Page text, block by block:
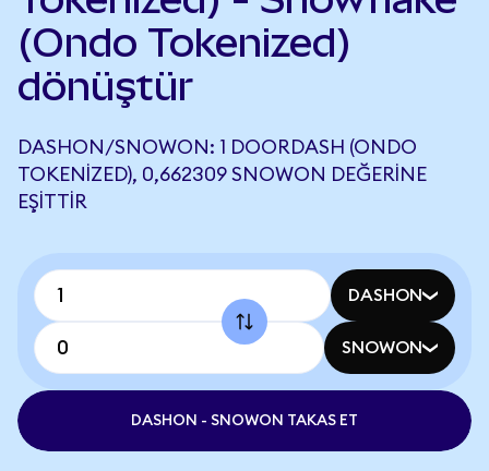
(Ondo Tokenized)
dönüştür
DASHON/SNOWON: 1 DOORDASH (ONDO
TOKENIZED), 0,662309 SNOWON DEĞERINE
EŞITTIR
DASHON
SNOWON
DASHON - SNOWON TAKAS ET